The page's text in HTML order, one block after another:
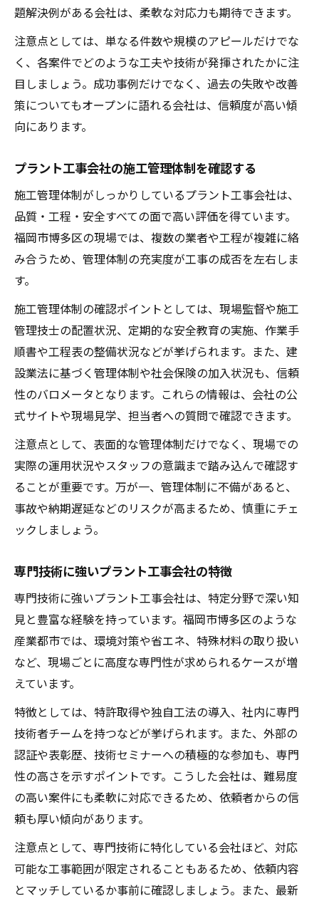
題解決例がある会社は、柔軟な対応力も期待できます。
注意点としては、単なる件数や規模のアピールだけでな
く、各案件でどのような工夫や技術が発揮されたかに注
目しましょう。成功事例だけでなく、過去の失敗や改善
策についてもオープンに語れる会社は、信頼度が高い傾
向にあります。
プラント工事会社の施工管理体制を確認する
施工管理体制がしっかりしているプラント工事会社は、
品質・工程・安全すべての面で高い評価を得ています。
福岡市博多区の現場では、複数の業者や工程が複雑に絡
み合うため、管理体制の充実度が工事の成否を左右しま
す。
施工管理体制の確認ポイントとしては、現場監督や施工
管理技士の配置状況、定期的な安全教育の実施、作業手
順書や工程表の整備状況などが挙げられます。また、建
設業法に基づく管理体制や社会保険の加入状況も、信頼
性のバロメータとなります。これらの情報は、会社の公
式サイトや現場見学、担当者への質問で確認できます。
注意点として、表面的な管理体制だけでなく、現場での
実際の運用状況やスタッフの意識まで踏み込んで確認す
ることが重要です。万が一、管理体制に不備があると、
事故や納期遅延などのリスクが高まるため、慎重にチェ
ックしましょう。
専門技術に強いプラント工事会社の特徴
専門技術に強いプラント工事会社は、特定分野で深い知
見と豊富な経験を持っています。福岡市博多区のような
産業都市では、環境対策や省エネ、特殊材料の取り扱い
など、現場ごとに高度な専門性が求められるケースが増
えています。
特徴としては、特許取得や独自工法の導入、社内に専門
技術者チームを持つなどが挙げられます。また、外部の
認証や表彰歴、技術セミナーへの積極的な参加も、専門
性の高さを示すポイントです。こうした会社は、難易度
の高い案件にも柔軟に対応できるため、依頼者からの信
頼も厚い傾向があります。
注意点として、専門技術に特化している会社ほど、対応
可能な工事範囲が限定されることもあるため、依頼内容
とマッチしているか事前に確認しましょう。また、最新